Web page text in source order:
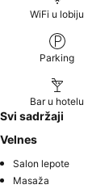
WiFi u lobiju
Parking
Bar u hotelu
Svi sadržaji
Velnes
Salon lepote
Masaža